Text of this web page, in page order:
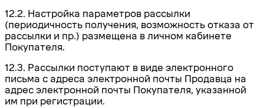
12.2. Настройка параметров рассылки
(периодичность получения, возможность отказа от
рассылки и пр.) размещена в личном кабинете
Покупателя.
12.3. Рассылки поступают в виде электронного
письма с адреса электронной почты Продавца на
адрес электронной почты Покупателя, указанной
им при регистрации.